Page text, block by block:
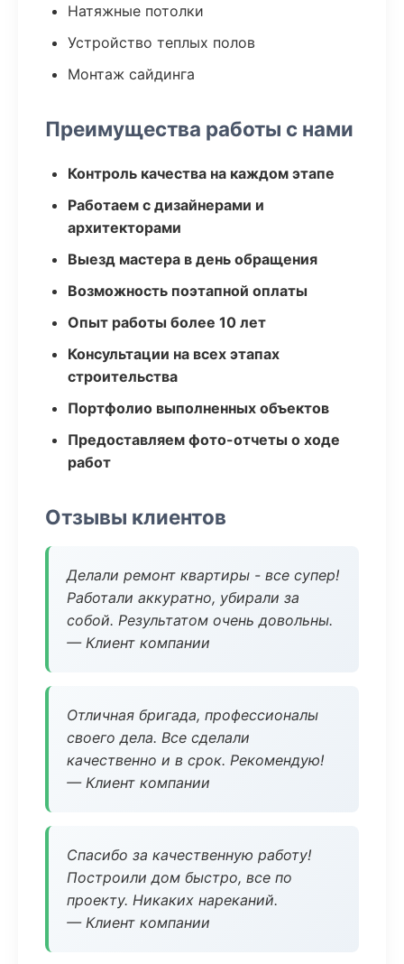
Натяжные потолки
Устройство теплых полов
Монтаж сайдинга
Преимущества работы с нами
Контроль качества на каждом этапе
Работаем с дизайнерами и
архитекторами
Выезд мастера в день обращения
Возможность поэтапной оплаты
Опыт работы более 10 лет
Консультации на всех этапах
строительства
Портфолио выполненных объектов
Предоставляем фото-отчеты о ходе
работ
Отзывы клиентов
Делали ремонт квартиры - все супер!
Работали аккуратно, убирали за
собой. Результатом очень довольны.
— Клиент компании
Отличная бригада, профессионалы
своего дела. Все сделали
качественно и в срок. Рекомендую!
— Клиент компании
Спасибо за качественную работу!
Построили дом быстро, все по
проекту. Никаких нареканий.
— Клиент компании